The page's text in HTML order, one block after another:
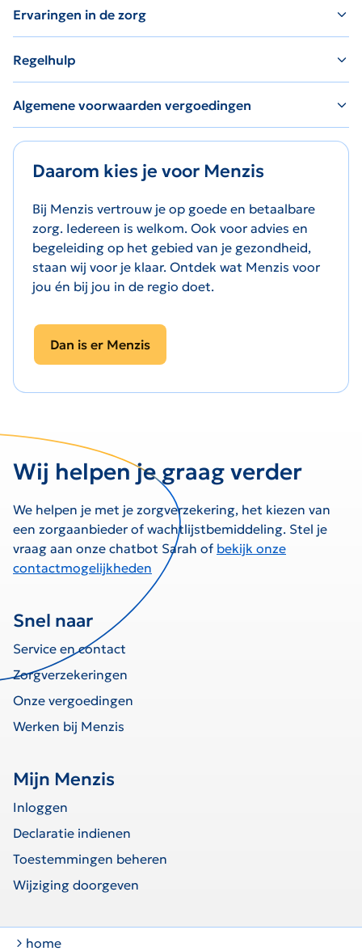
Ervaringen in de zorg
Regelhulp
Algemene voorwaarden vergoedingen
Daarom kies je voor Menzis
Bij Menzis vertrouw je op goede en betaalbare
zorg. Iedereen is welkom. Ook voor advies en
begeleiding op het gebied van je gezondheid,
staan wij voor je klaar. Ontdek wat Menzis voor
jou én bij jou in de regio doet.
Dan is er Menzis
Wij helpen je graag verder
We helpen je met je zorgverzekering, het kiezen van
een zorgaanbieder of wachtlijstbemiddeling. Stel je
vraag aan onze chatbot Sarah of bekijk onze
contactmogelijkheden
Snel naar
Service en contact
Zorgverzekeringen
Onze vergoedingen
Werken bij Menzis
Mijn Menzis
Inloggen
Declaratie indienen
Toestemmingen beheren
Wijziging doorgeven
home